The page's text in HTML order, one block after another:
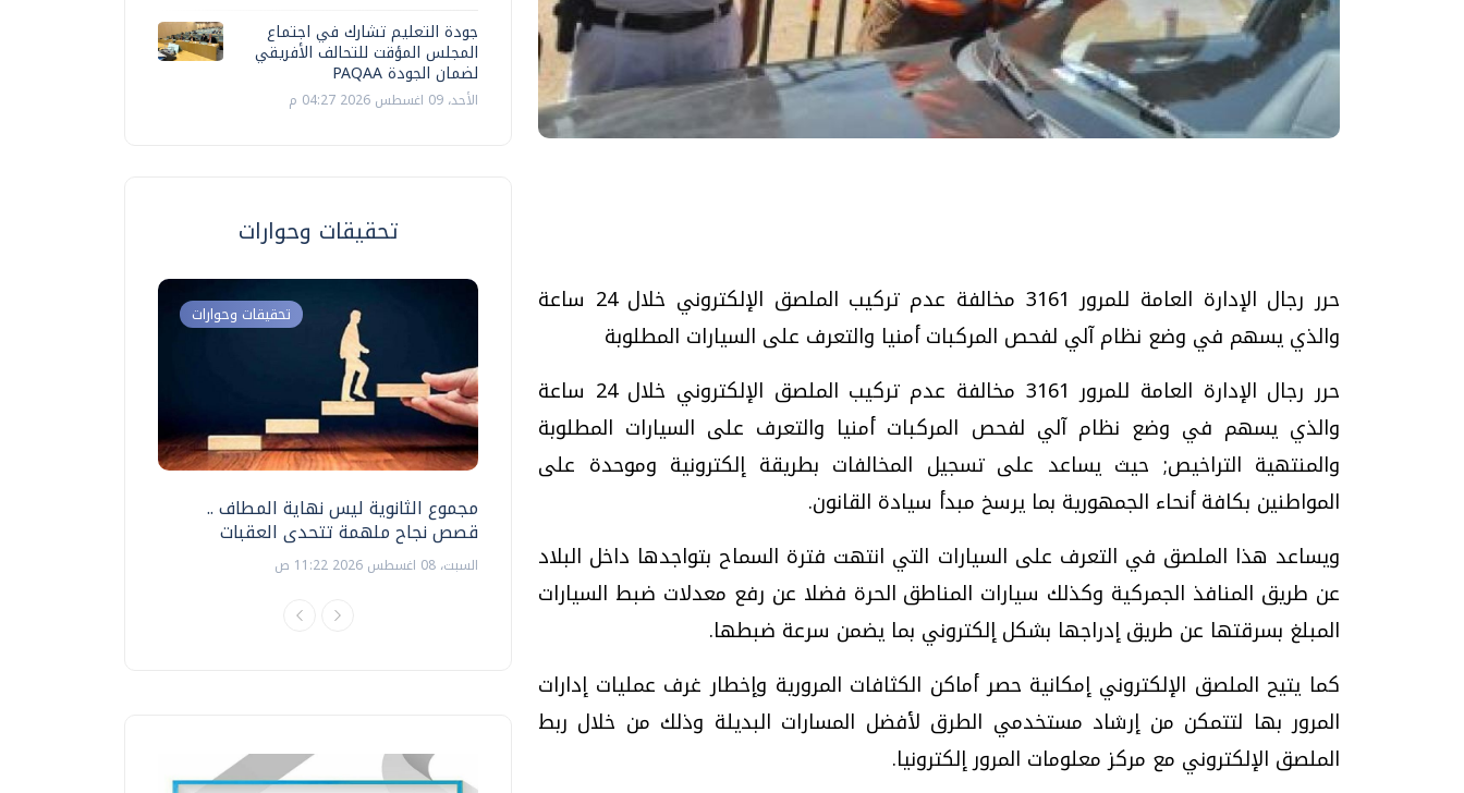
حرر رجال الإدارة العامة للمرور 3161 مخالفة عدم تركيب الملصق الإلكتروني خلال 24 ساعة
والذي يسهم في وضع نظام آلي لفحص المركبات أمنيا والتعرف على السيارات المطلوبة
حرر رجال الإدارة العامة للمرور 3161 مخالفة عدم تركيب الملصق الإلكتروني خلال 24 ساعة
والذي يسهم في وضع نظام آلي لفحص المركبات أمنيا والتعرف على السيارات المطلوبة
والمنتهية التراخيص; حيث يساعد على تسجيل المخالفات بطريقة إلكترونية وموحدة على
المواطنين بكافة أنحاء الجمهورية بما يرسخ مبدأ سيادة القانون.
ويساعد هذا الملصق في التعرف على السيارات التي انتهت فترة السماح بتواجدها داخل البلاد
عن طريق المنافذ الجمركية وكذلك سيارات المناطق الحرة فضلا عن رفع معدلات ضبط السيارات
المبلغ بسرقتها عن طريق إدراجها بشكل إلكتروني بما يضمن سرعة ضبطها.
كما يتيح الملصق الإلكتروني إمكانية حصر أماكن الكثافات المرورية وإخطار غرف عمليات إدارات
المرور بها لتتمكن من إرشاد مستخدمي الطرق لأفضل المسارات البديلة وذلك من خلال ربط
الملصق الإلكتروني مع مركز معلومات المرور إلكترونيا.
جودة التعليم تشارك في اجتماع
المجلس المؤقت للتحالف الأفريقي
لضمان الجودة PAQAA
الأحد، 09 اغسطس 2026 04:27 م
تحقيقات وحوارات
تحقيقات وحوارات
مجموع الثانوية ليس نهاية المطاف ..
قصص نجاح ملهمة تتحدى العقبات
السبت، 08 اغسطس 2026 11:22 ص
تحقيقات وحوارات
الثلاثاء، 04 اغسطس 2026 04:04 م
تحقيقات وحوارات
دليلك للتنسيق الجامعي .. تساؤلات
السبت، 01 اغسطس 2026 10:25 ص
تحقيقات وحوارات
فيديو.. الإعلام الرقمي.. تقنيات واعدة